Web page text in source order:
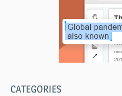
CATEGORIES